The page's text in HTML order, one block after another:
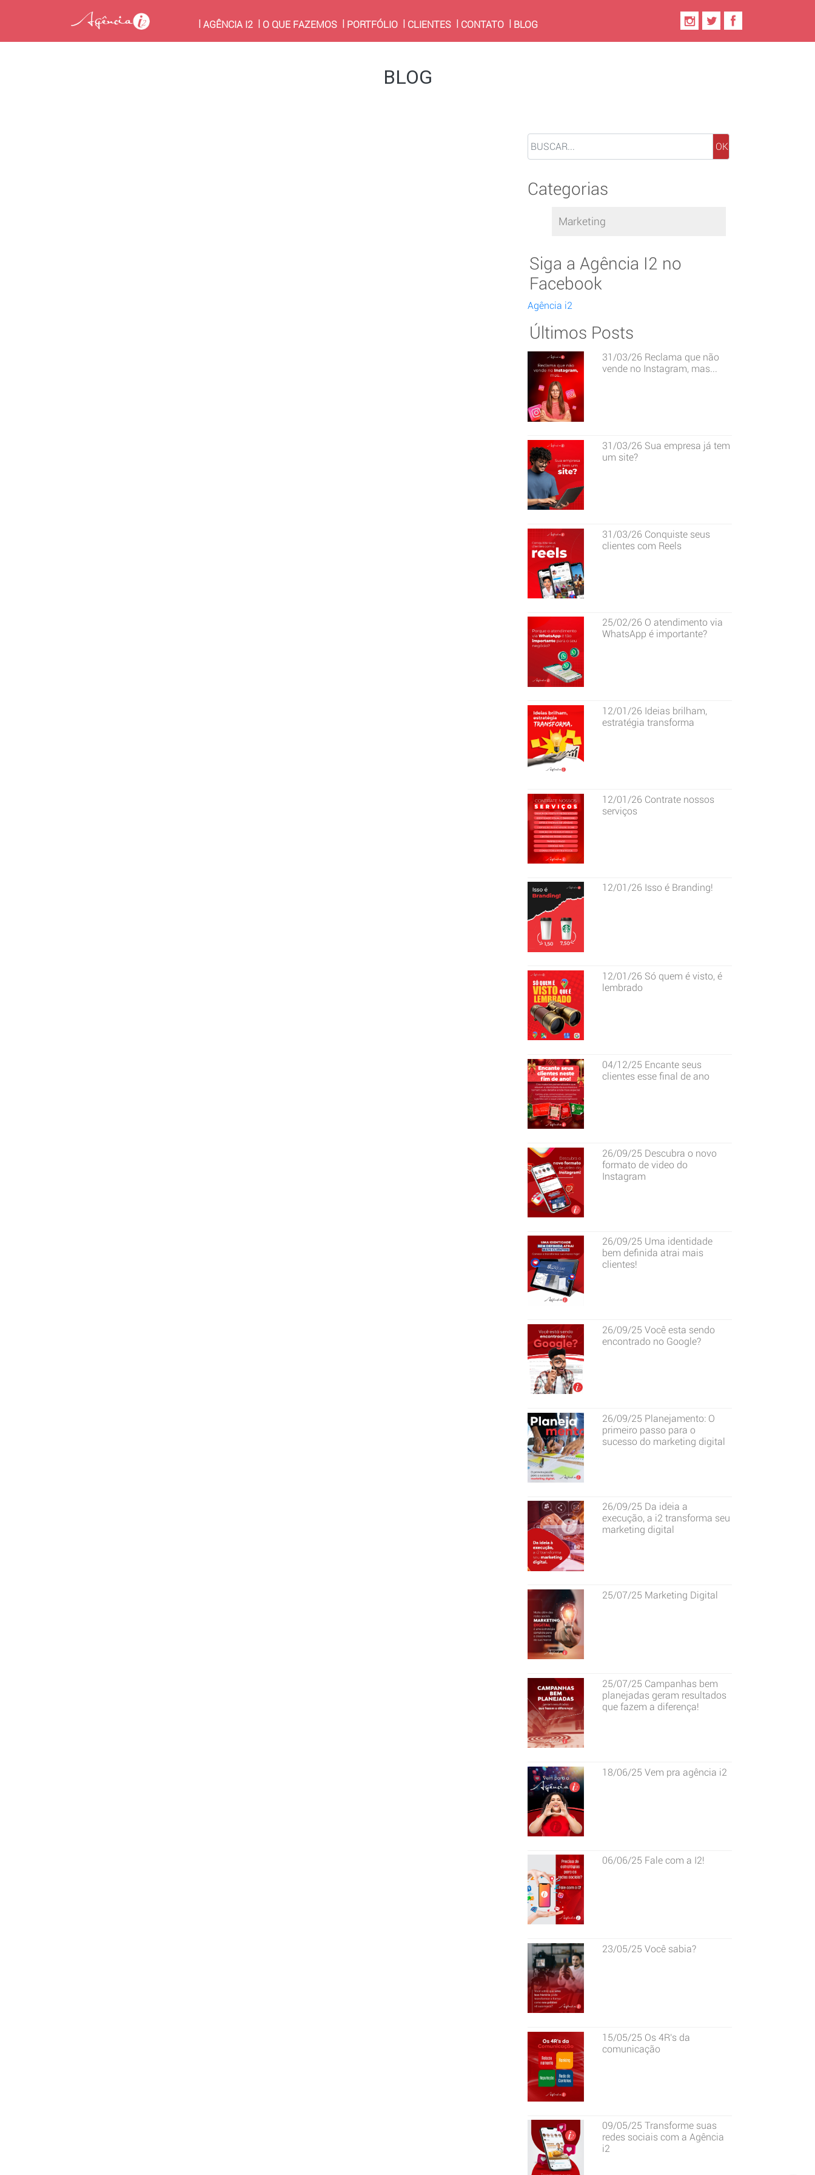
AGÊNCIA I2(CURRENT)
O QUE FAZEMOS PORTFÓLIO CLIENTES CONTATO BLOG
BLOG
OK
Categorias
Marketing
Siga a Agência I2 no
Facebook
Agência i2
Últimos Posts
31/03/26 Reclama que não
vende no Instagram, mas...
31/03/26 Sua empresa já tem
um site?
31/03/26 Conquiste seus
clientes com Reels
25/02/26 O atendimento via
WhatsApp é importante?
12/01/26 Ideias brilham,
estratégia transforma
12/01/26 Contrate nossos
serviços
12/01/26 Isso é Branding!
12/01/26 Só quem é visto, é
lembrado
04/12/25 Encante seus
clientes esse final de ano
26/09/25 Descubra o novo
formato de video do
Instagram
26/09/25 Uma identidade
bem definida atrai mais
clientes!
26/09/25 Você esta sendo
encontrado no Google?
26/09/25 Planejamento: O
primeiro passo para o
sucesso do marketing digital
26/09/25 Da ideia a
execução, a i2 transforma seu
marketing digital
25/07/25 Marketing Digital
25/07/25 Campanhas bem
planejadas geram resultados
que fazem a diferença!
18/06/25 Vem pra agência i2
06/06/25 Fale com a I2!
23/05/25 Você sabia?
15/05/25 Os 4R's da
comunicação
09/05/25 Transforme suas
redes sociais com a Agência
i2